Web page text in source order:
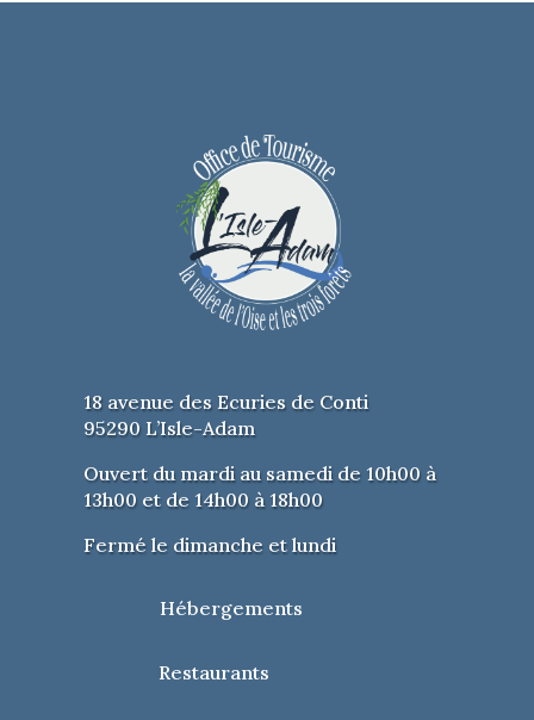
18 avenue des Ecuries de Conti
95290 L’Isle-Adam
Ouvert du mardi au samedi de 10h00 à
13h00 et de 14h00 à 18h00
Fermé le dimanche et lundi
Hébergements
Restaurants